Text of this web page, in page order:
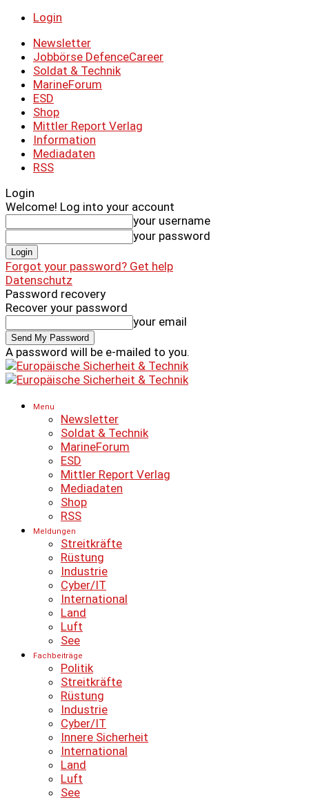
Login
Newsletter
Jobbörse DefenceCareer
Soldat & Technik
MarineForum
ESD
Shop
Mittler Report Verlag
Information
Mediadaten
RSS
Login
Welcome! Log into your account
your username
your password
Forgot your password? Get help
Datenschutz
Password recovery
Recover your password
your email
A password will be e-mailed to you.
Menu
Newsletter
Soldat & Technik
MarineForum
ESD
Mittler Report Verlag
Mediadaten
Shop
RSS
Meldungen
Streitkräfte
Rüstung
Industrie
Cyber/IT
International
Land
Luft
See
Fachbeiträge
Politik
Streitkräfte
Rüstung
Industrie
Cyber/IT
Innere Sicherheit
International
Land
Luft
See